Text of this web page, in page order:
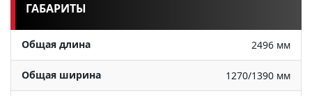
ГАБАРИТЫ
Общая длина 2496 мм
Общая ширина 1270/1390 мм